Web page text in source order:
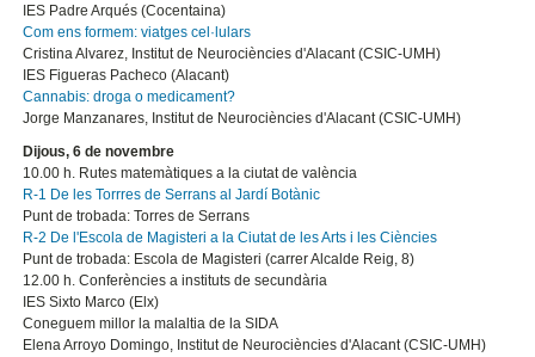
IES Padre Arqués (Cocentaina)
Com ens formem: viatges cel·lulars
Cristina Alvarez, Institut de Neurociències d'Alacant (CSIC-UMH)
IES Figueras Pacheco (Alacant)
Cannabis: droga o medicament?
Jorge Manzanares, Institut de Neurociències d'Alacant (CSIC-UMH)
Dijous, 6 de novembre
10.00 h. Rutes matemàtiques a la ciutat de valència
R-1 De les Torrres de Serrans al Jardí Botànic
Punt de trobada: Torres de Serrans
R-2 De l'Escola de Magisteri a la Ciutat de les Arts i les Ciències
Punt de trobada: Escola de Magisteri (carrer Alcalde Reig, 8)
12.00 h. Conferències a instituts de secundària
IES Sixto Marco (Elx)
Coneguem millor la malaltia de la SIDA
Elena Arroyo Domingo, Institut de Neurociències d'Alacant (CSIC-UMH)